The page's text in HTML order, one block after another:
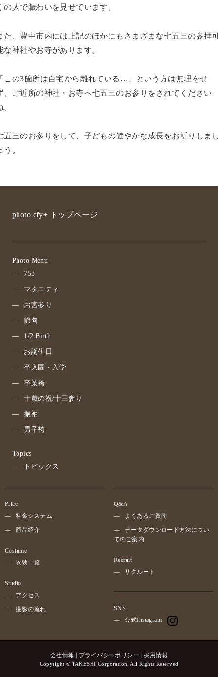
の人で賑わいを見せています。
た、豊中市内には上記のほかにもさまざまな七五三の参拝
な神社やお寺があります。
この3箇所は自宅から離れている…」という方は無理をせ
、ご近所の神社・お寺へ七五三のお参りをされてください
。
五三のお参りをして、子どもの健やかな成長をお祈りしま
う。
photo efy+ トップページ
Photo Menu
753
マタニティ
お宮参り
節句
1/2 Birth
お誕生日
卒入園・入学
卒業袴
十歳の祝/十三参り
振袖
男子袴
Topics
トピックス
Price
料金システム
商品紹介
Costume
衣装一覧
Studio
アクセス
撮影の流れ
Q&A
よくあるご質問
データダウンロード方法につい
てのご案内
Recruit
リクルート
SNS
公式Instagram
会社情報 | プライバシーポリシー |採用情報
Copyright © TAKESHI Corporation. All Rights Reserved